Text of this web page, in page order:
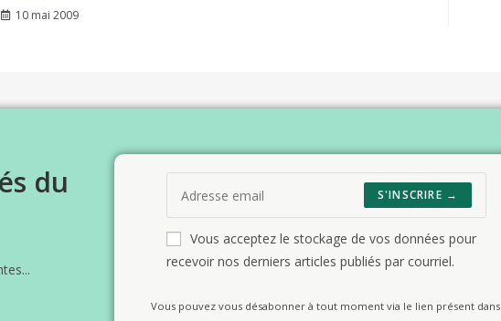
10 mai 2009
du
S'INSCRIRE →
Vous acceptez le stockage de vos données pour
recevoir nos derniers articles publiés par courriel.
Vous pouvez vous désabonner à tout moment via le lien présent dans